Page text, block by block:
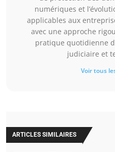
numériques et
applicables aux
avec une approche
pratique quotidienne
judiciaire et
Voir tous
ARTICLES SIMILAIRES